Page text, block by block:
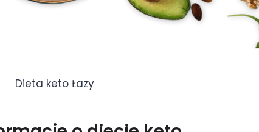
Dieta keto Łazy